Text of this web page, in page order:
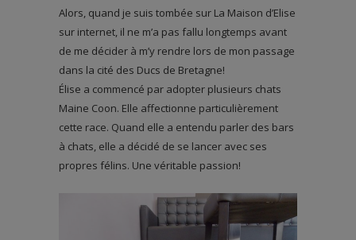
Alors, quand je suis tombée sur La Maison d’Elise
sur internet, il ne m’a pas fallu longtemps avant
de me décider à m’y rendre lors de mon passage
dans la cité des Ducs de Bretagne!
Élise a commencé par adopter plusieurs chats
Maine Coon. Elle affectionne particulièrement
cette race. Quand elle a entendu parler des bars
à chats, elle a décidé de se lancer avec ses
propres félins. Une véritable passion!